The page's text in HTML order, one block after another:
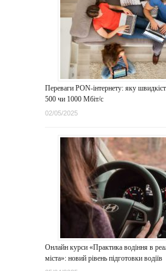
Переваги PON-інтернету: яку
500 чи 1000 Мбіт/с
02/05/2025
Онлайн курси «Практика водіння в
міста»: новий рівень підготовки водіїв